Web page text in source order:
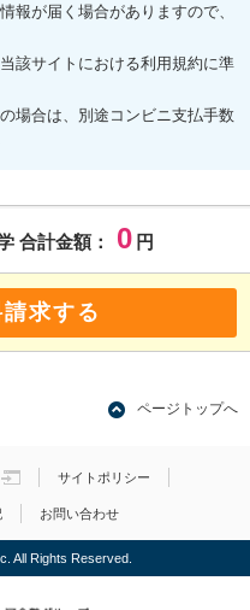
報が届く場合がありますので、
該サイトにおける利用規約に準
場合は、別途コンビニ支払手数
合計金額： 0 円
求する
ページトップへ
サイトポリシー
お問い合わせ
All Rights Reserved.